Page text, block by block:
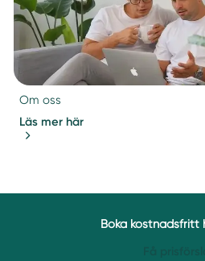
Om oss
Läs mer här
Boka kostnadsfritt